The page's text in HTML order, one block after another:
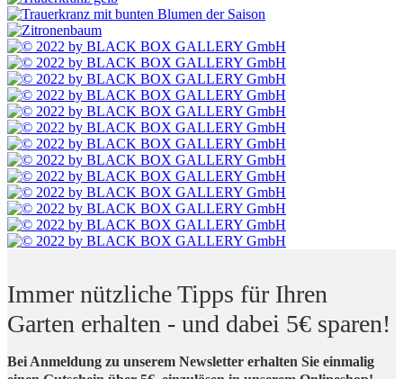
Immer nützliche Tipps für Ihren
Garten erhalten - und dabei 5€ sparen!
Bei Anmeldung zu unserem Newsletter erhalten Sie einmalig